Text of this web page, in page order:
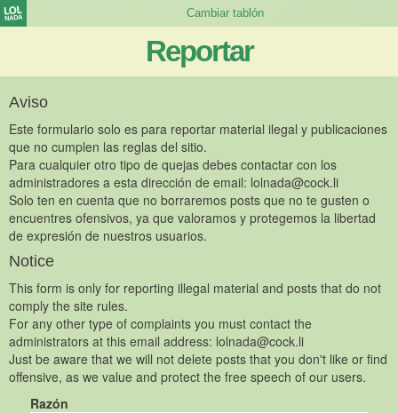
Reportar
Aviso
Este formulario solo es para reportar material ilegal y publicaciones
que no cumplen las reglas del sitio.
Para cualquier otro tipo de quejas debes contactar con los
administradores a esta dirección de email: lolnada@cock.li
Solo ten en cuenta que no borraremos posts que no te gusten o
encuentres ofensivos, ya que valoramos y protegemos la libertad
de expresión de nuestros usuarios.
Notice
This form is only for reporting illegal material and posts that do not
comply the site rules.
For any other type of complaints you must contact the
administrators at this email address: lolnada@cock.li
Just be aware that we will not delete posts that you don't like or find
offensive, as we value and protect the free speech of our users.
Razón